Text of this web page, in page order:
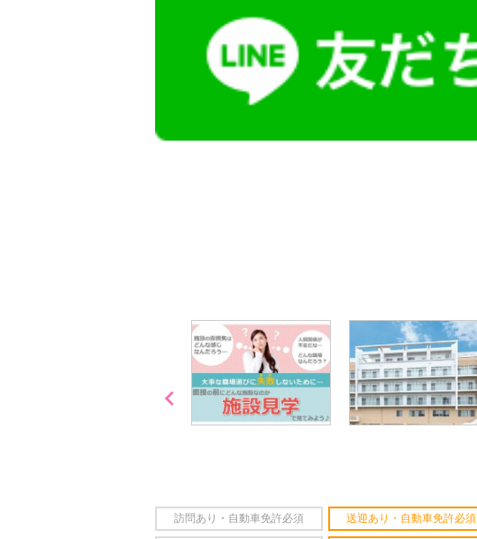

訪問あり・自動車免許必須 送迎あり・自動車免許必須